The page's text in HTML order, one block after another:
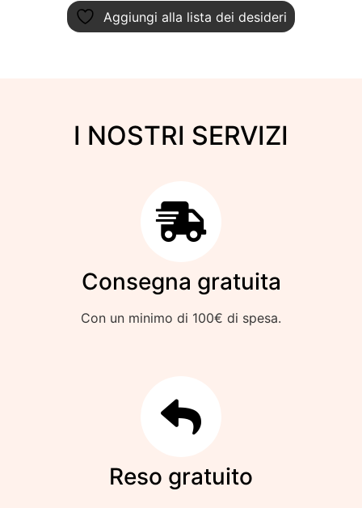
Aggiungi alla lista dei desideri
I NOSTRI SERVIZI
Consegna gratuita
Con un minimo di 100€ di spesa.
Reso gratuito